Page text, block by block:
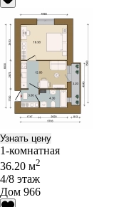
Узнать цену
1-комнатная
36.20 м2
4/8 этаж
Дом 966